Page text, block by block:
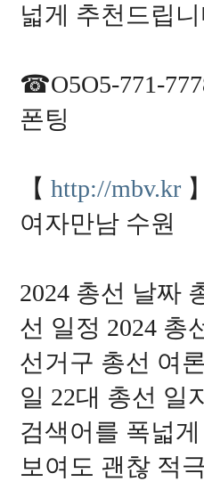
넓게 추천드립
☎O5O5-771-
폰팅
【 http://mbv.kr
여자만남 수원
2024 총선 날짜
선 일정 2024 총
선거구 총선 여
일 22대 총선 일
검색어를 폭넓
보여도 괜찮 적